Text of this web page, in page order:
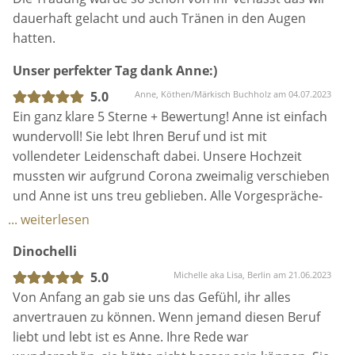
Portion Ruhe reingebracht, wenn Nervosität oder
Ängste zum Vorschein kamen. Wenn es Fragen gab,
bemüht, uns bestmöglich auf unseren großen Tag
vorzubereiten. Im Februar 23 trafen wir Anne zum
Traugespräch, es hätte harmonischer und schöner
nicht sein können. Auch wenn es so viele Brautpaare
gibt, die Anne betreut, fühlt man sich bei ihr
dennoch einzigartig und besonders - sie ist sehr
aufmerksam und merkt sich wirklich jedes kleine
Detail.
Am Hochzeitstag war Anne mit genug Zeitpuffer in
der Location und hat überall ausgeholfen, wo sie nur
konnte - und auch hier war sie stets die Ruhe selbst.
Unsere Gäste kamen aus dem Schwärmen nicht
mehr raus und spätestens nach der freien Trauung
dauerhaft gelacht und auch Tränen in den Augen
hatten.
Unser perfekter Tag dank Anne:)
5.0
Anne, Köthen/Märkisch Buchholz am 04.07.2023
Ein ganz klare 5 Sterne + Bewertung! Anne ist einfach
wundervoll! Sie lebt Ihren Beruf und ist mit
vollendeter Leidenschaft dabei. Unsere Hochzeit
mussten wir aufgrund Corona zweimalig verschieben
und Anne ist uns treu geblieben. Alle Vorgespräche-
ob live oder per Zoom-fühlten sich so vertraut an.
ich loswerden und Anne stand immer mit Rat und
Tat zur Seite! Am Tag der Hochzeit lief die Trauung
aufgrund ihrer Spitzen Vorbereitung und
Organisation perfekt. Die Trauung war einfach nur
perfekt! Rede, Ablauf, Trauritual…einfach alles:)
... weiterlesen
Dinochelli
5.0
Michelle aka Lisa, Berlin am 21.06.2023
Von Anfang an gab sie uns das Gefühl, ihr alles
anvertrauen zu können. Wenn jemand diesen Beruf
liebt und lebt ist es Anne. Ihre Rede war